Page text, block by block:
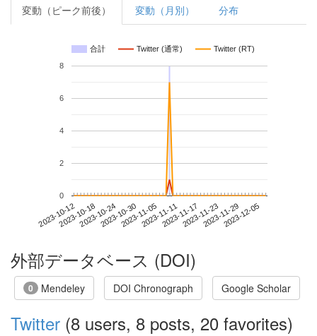
変動（ピーク前後） 変動（月別） 分布
合計 Twitter (通常) Twitter (RT)
2023-10-122023-10-182023-10-242023-10-302023-11-052023-11-112023-11-172023-11-232023-11-292023-12-05
0
2
4
6
8
外部データベース (DOI)
0 Mendeley DOI Chronograph Google Scholar
Twitter (8 users, 8 posts, 20 favorites)